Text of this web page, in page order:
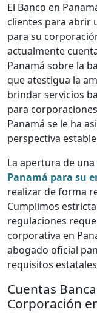
El Banco en
clientes para abrir
para su
actualmente
Panamá sobre la
que atestigua la
brindar servicios
para
Panamá se le ha
perspectiva
La apertura de una
Panamá para su
realizar de forma
Cumplimos
regulaciones
corporativa en
abogado oficial
requisitos
Cuentas
Corporación